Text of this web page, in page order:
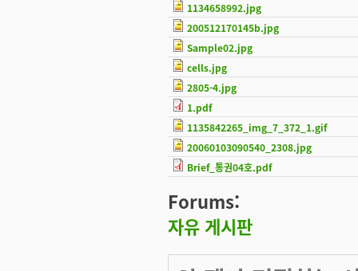
1134658992.jpg
200512170145b.jpg
Sample02.jpg
cells.jpg
2805-4.jpg
1.pdf
1135842265_img_7_372_1.gif
20060103090540_2308.jpg
Brief_통권04호.pdf
Forums:
자유 게시판